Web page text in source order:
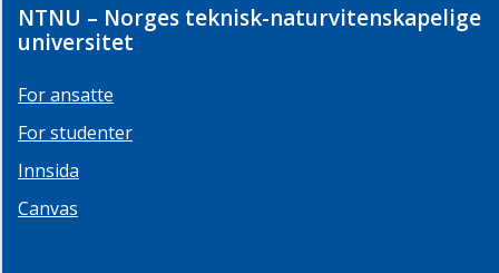
NTNU – Norges teknisk-naturvitenskapelige
universitet
For ansatte
For studenter
Innsida
Canvas